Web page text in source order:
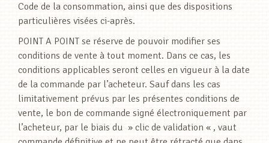
Code de la consommation, ainsi que des dispositions
particulières visées ci-après.
POINT A POINT se réserve de pouvoir modifier ses
conditions de vente à tout moment. Dans ce cas, les
conditions applicables seront celles en vigueur à la date
de la commande par l’acheteur. Sauf dans les cas
limitativement prévus par les présentes conditions de
vente, le bon de commande signé électroniquement par
l’acheteur, par le biais du » clic de validation « , vaut